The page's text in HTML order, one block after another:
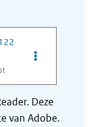
Opties van
Deze
van Adobe.